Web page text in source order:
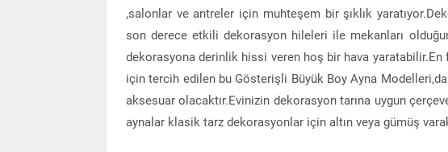
,salonlar ve antreler için muhteşem bir şıklık
son derece etkili dekorasyon hileleri ile mekanları
dekorasyona derinlik hissi veren hoş bir hava yaratabilir.En
için tercih edilen bu Gösterişli Büyük Boy Ayna
aksesuar olacaktır.Evinizin dekorasyon tarına uygun
aynalar klasik tarz dekorasyonlar için altın veya gümüş